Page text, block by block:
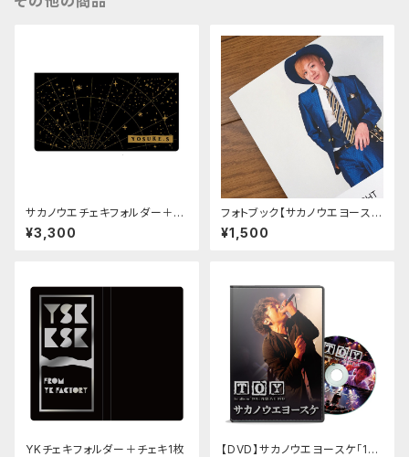
サカノウエチェキフォルダー＋チ
ェキ1枚
¥3,300
フォトブック【サカノウエヨースケ
YOSUKE NIGHT 2017-スー
ツ篇-】
¥1,500
YKチェキフォルダー＋チェキ1枚
【DVD】サカノウエヨースケ「1st